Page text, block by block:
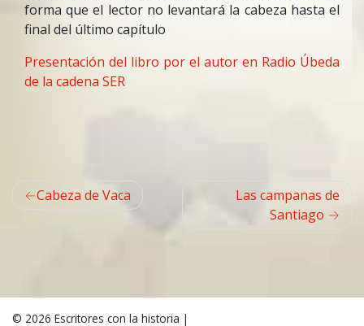
forma que el lector no levantará la cabeza hasta el
final del último capítulo
Presentación del libro por el autor en Radio Úbeda
de la cadena SER
Navegación
de
Cabeza de Vaca
Las campanas de
Santiago
© 2026 Escritores con la historia |